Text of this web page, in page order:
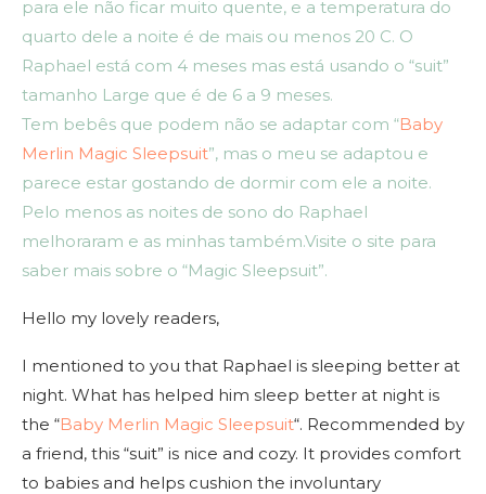
para ele não ficar muito quente, e a temperatura do
quarto dele a noite é de mais ou menos 20 C. O
Raphael está com 4 meses mas está usando o “suit”
tamanho Large que é de 6 a 9 meses.
Tem bebês que podem não se adaptar com “Baby
Merlin Magic Sleepsuit”, mas o meu se adaptou e
parece estar gostando de dormir com ele a noite.
Pelo menos as noites de sono do Raphael
melhoraram e as minhas também.Visite o site para
saber mais sobre o “Magic Sleepsuit”.
Hello my lovely readers,
I mentioned to you that Raphael is sleeping better at
night. What has helped him sleep better at night is
the “Baby Merlin Magic Sleepsuit“. Recommended by
a friend, this “suit” is nice and cozy. It provides comfort
to babies and helps cushion the involuntary